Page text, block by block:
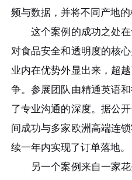
频与数据，并将不同产地的
这个案例的成功之处在
对食品安全和透明度的核
业内在优势外显出来，超
争。参展团队由精通英语
了专业沟通的深度。据公
间成功与多家欧洲高端连
续一年内实现了订单落地。
另一个案例来自一家花